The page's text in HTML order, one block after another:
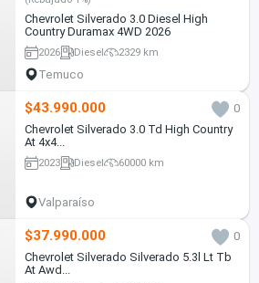
Chevrolet Silverado 3.0 Diesel High
Country Duramax 4WD 2026
2026 Diesel 2329 km
Temuco
$43.990.000
0
Chevrolet Silverado 3.0 Td High Country
At 4x4...
2023 Diesel 60000 km
Valparaíso
$37.990.000
0
Chevrolet Silverado Silverado 5.3l Lt Tb
At Awd...